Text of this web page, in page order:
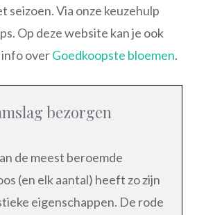
seizoen. Via onze keuzehulp
Op deze website kan je ook
overGoedkoopste bloemen.
bezorgen
de meest beroemde
(en elk aantal) heeft zo zijn
eigenschappen. De rode